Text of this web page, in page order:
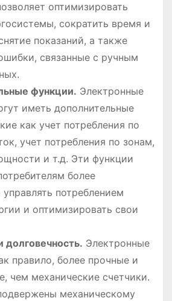
оптимизировать
сократить время и
показаний, а также
связанные с ручным
функции. Электронные
иметь дополнительные
как учет потребления по
учет потребления по зонам,
и т.д. Эти функции
более
потреблением
и оптимизировать свои
долговечность. Электронные
правило, более прочные и
чем механические счетчики.
механическому